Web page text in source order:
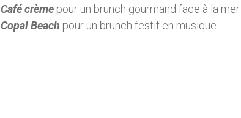
Café crème pour un brunch gourmand face à la mer.
Copal Beach pour un brunch festif en musique